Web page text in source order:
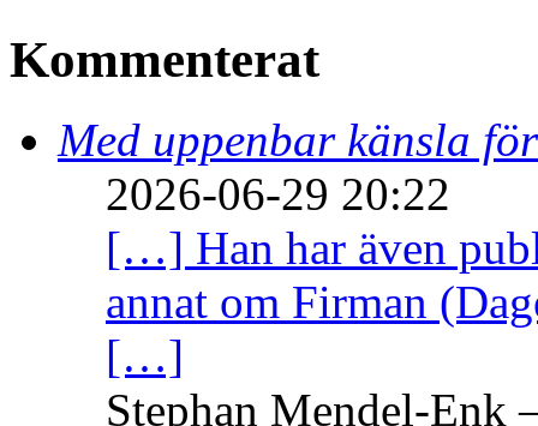
Kommenterat
Med uppenbar känsla
2026-06-29 20:22
[…] Han har även
annat om Firman
[…]
Stephan Mendel-Enk